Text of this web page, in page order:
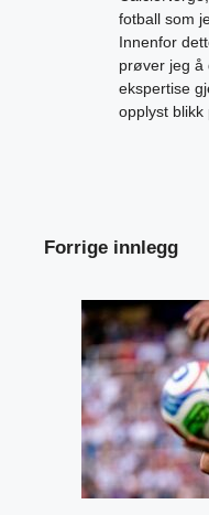
fotball som
Innenfor
prøver jeg å
ekspertise
opplyst blikk
Forrige innlegg